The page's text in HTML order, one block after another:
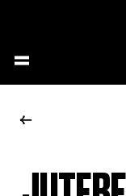
KEINE AUSWAHL